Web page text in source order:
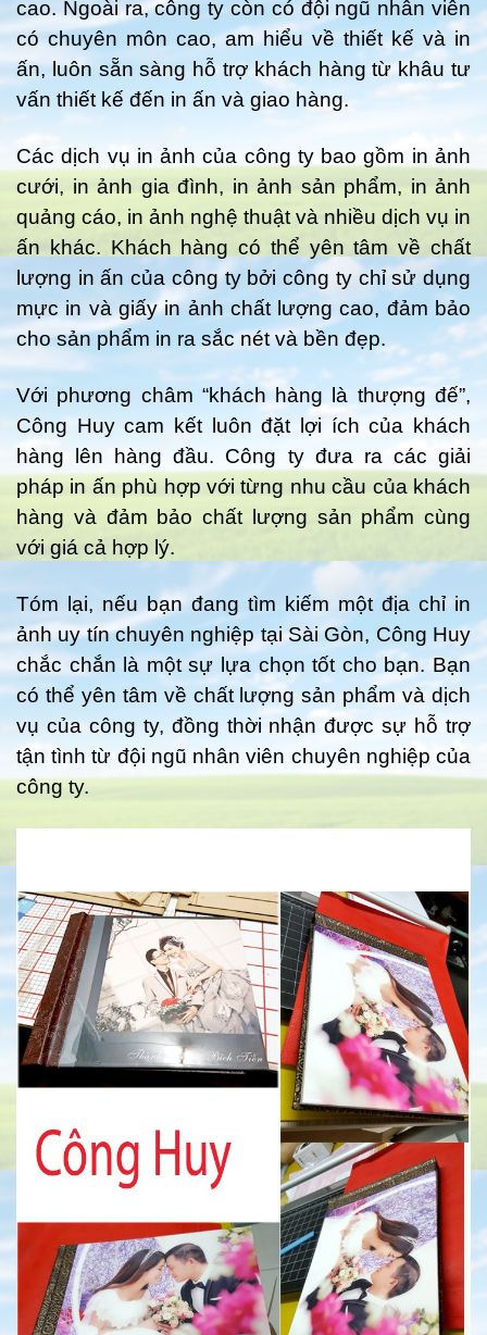
cao. Ngoài ra, công ty còn có đội ngũ nhân viên
có chuyên môn cao, am hiểu về thiết kế và in
ấn, luôn sẵn sàng hỗ trợ khách hàng từ khâu tư
vấn thiết kế đến in ấn và giao hàng.
Các dịch vụ in ảnh của công ty bao gồm in ảnh
cưới, in ảnh gia đình, in ảnh sản phẩm, in ảnh
quảng cáo, in ảnh nghệ thuật và nhiều dịch vụ in
ấn khác. Khách hàng có thể yên tâm về chất
lượng in ấn của công ty bởi công ty chỉ sử dụng
mực in và giấy in ảnh chất lượng cao, đảm bảo
cho sản phẩm in ra sắc nét và bền đẹp.
Với phương châm “khách hàng là thượng đế”,
Công Huy cam kết luôn đặt lợi ích của khách
hàng lên hàng đầu. Công ty đưa ra các giải
pháp in ấn phù hợp với từng nhu cầu của khách
hàng và đảm bảo chất lượng sản phẩm cùng
với giá cả hợp lý.
Tóm lại, nếu bạn đang tìm kiếm một địa chỉ in
ảnh uy tín chuyên nghiệp tại Sài Gòn, Công Huy
chắc chắn là một sự lựa chọn tốt cho bạn. Bạn
có thể yên tâm về chất lượng sản phẩm và dịch
vụ của công ty, đồng thời nhận được sự hỗ trợ
tận tình từ đội ngũ nhân viên chuyên nghiệp của
công ty.